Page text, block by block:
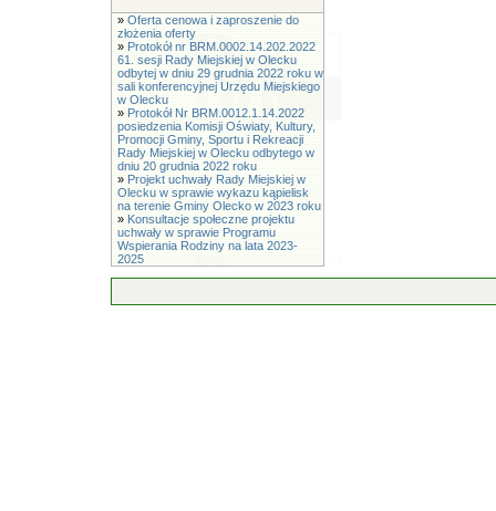
» Oferta cenowa i zaproszenie do
złożenia oferty
» Protokół nr BRM.0002.14.202.2022
61. sesji Rady Miejskiej w Olecku
odbytej w dniu 29 grudnia 2022 roku w
sali konferencyjnej Urzędu Miejskiego
w Olecku
» Protokół Nr BRM.0012.1.14.2022
posiedzenia Komisji Oświaty, Kultury,
Promocji Gminy, Sportu i Rekreacji
Rady Miejskiej w Olecku odbytego w
dniu 20 grudnia 2022 roku
» Projekt uchwały Rady Miejskiej w
Olecku w sprawie wykazu kąpielisk
na terenie Gminy Olecko w 2023 roku
» Konsultacje społeczne projektu
uchwały w sprawie Programu
Wspierania Rodziny na lata 2023-
2025